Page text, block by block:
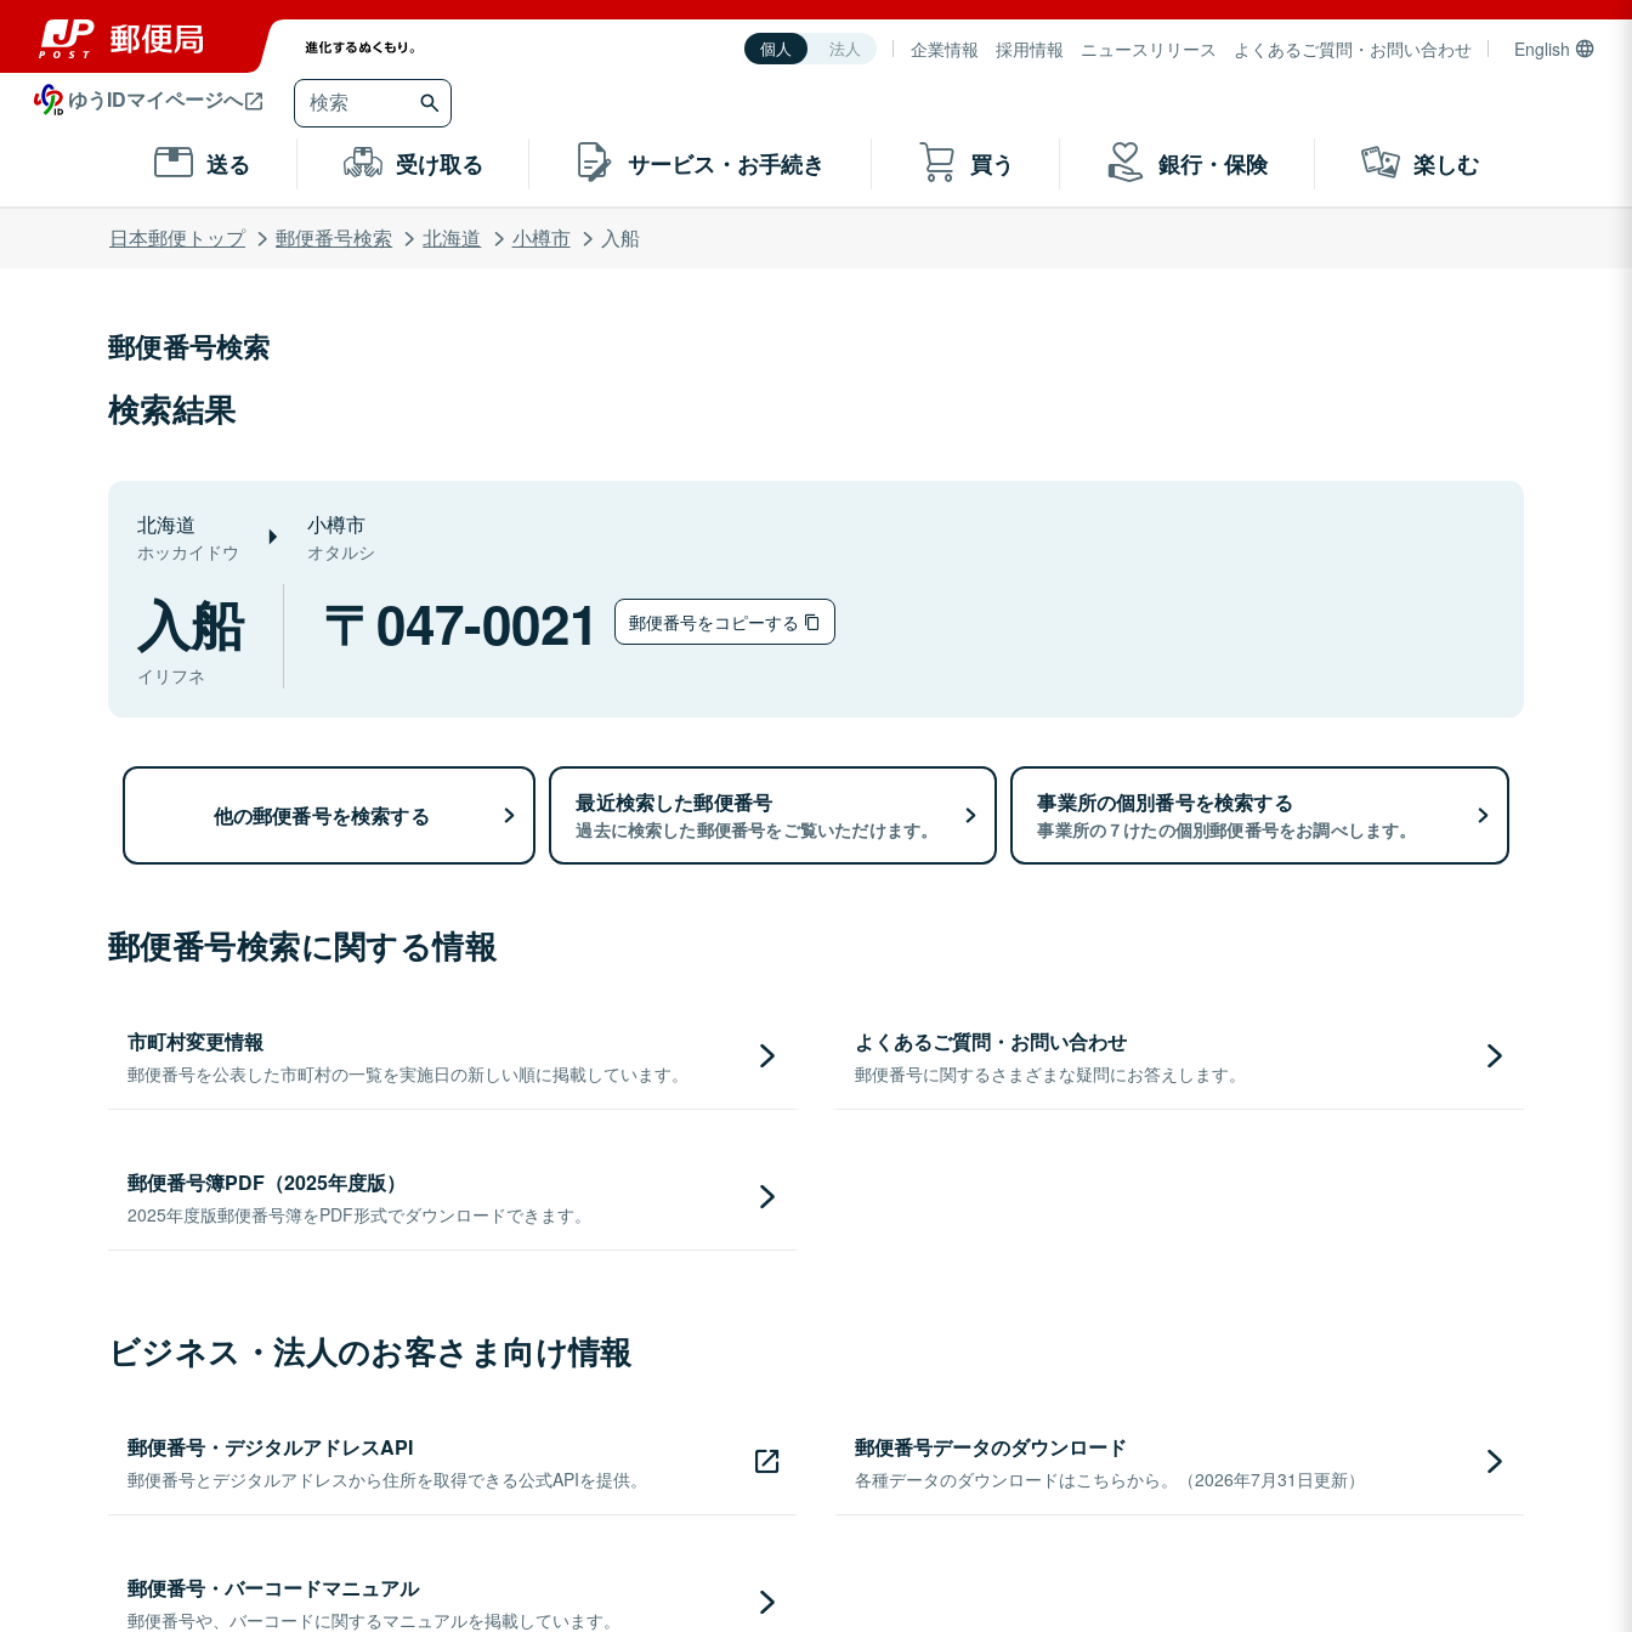
個人 法人 企業情報 採用情報 ニュースリリース よくあるご質問・お問い合わせ English
ゆうIDマイページへ
送る 受け取る サービス・お手続き 買う 銀行・保険 楽しむ
日本郵便トップ 郵便番号検索 北海道 小樽市 入船
郵便番号検索
検索結果
北海道
ホッカイドウ
小樽市
オタルシ
入船
イリフネ
047-0021 郵便番号をコピーする
他の郵便番号を検索する 最近検索した郵便番号
過去に検索した郵便番号をご覧いただけます。
事業所の個別番号を検索する
事業所の７けたの個別郵便番号をお調べします。
郵便番号検索に関する情報
市町村変更情報
郵便番号を公表した市町村の一覧を実施日の新しい順に掲載しています。
よくあるご質問・お問い合わせ
郵便番号に関するさまざまな疑問にお答えします。
郵便番号簿PDF（2025年度版）
2025年度版郵便番号簿をPDF形式でダウンロードできます。
ビジネス・法人のお客さま向け情報
郵便番号・デジタルアドレスAPI
郵便番号とデジタルアドレスから住所を取得できる公式APIを提供。
郵便番号データのダウンロード
各種データのダウンロードはこちらから。（2026年7月31日更新）
郵便番号・バーコードマニュアル
郵便番号や、バーコードに関するマニュアルを掲載しています。